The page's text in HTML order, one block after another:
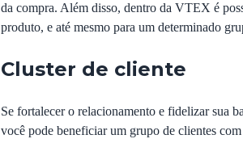
da compra. Além disso, dentro da VTEX é
produto, e até mesmo para um determinado
Cluster de cliente
Se fortalecer o relacionamento e fidelizar sua
você pode beneficiar um grupo de clientes